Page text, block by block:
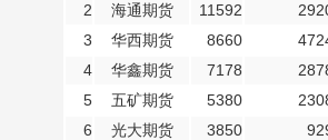
2
海通期货 11592
3
华西期货 8660
4
华鑫期货 7178
5
五矿期货 5380
6
光大期货 3850